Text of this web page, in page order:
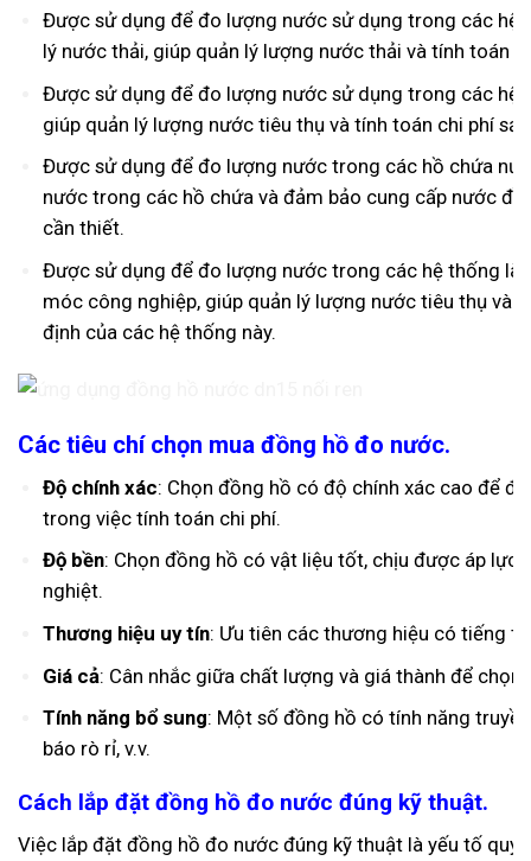
Được sử dụng để đo lượng nước sử dụng trong các hệ
lý nước thải, giúp quản lý lượng nước thải và tính toán
Được sử dụng để đo lượng nước sử dụng trong các hệ
giúp quản lý lượng nước tiêu thụ và tính toán chi phí
Được sử dụng để đo lượng nước trong các hồ chứa
nước trong các hồ chứa và đảm bảo cung cấp nước
cần thiết.
Được sử dụng để đo lượng nước trong các hệ thống
móc công nghiệp, giúp quản lý lượng nước tiêu thụ và
định của các hệ thống này.
Các tiêu chí chọn mua đồng hồ đo nước.
Độ chính xác: Chọn đồng hồ có độ chính xác cao để
trong việc tính toán chi phí.
Độ bền: Chọn đồng hồ có vật liệu tốt, chịu được áp lực
nghiệt.
Thương hiệu uy tín: Ưu tiên các thương hiệu có tiếng
Giá cả: Cân nhắc giữa chất lượng và giá thành để chọn
Tính năng bổ sung: Một số đồng hồ có tính năng
báo rò rỉ, v.v.
Cách lắp đặt đồng hồ đo nước đúng kỹ thuật.
Việc lắp đặt đồng hồ đo nước đúng kỹ thuật là yếu tố